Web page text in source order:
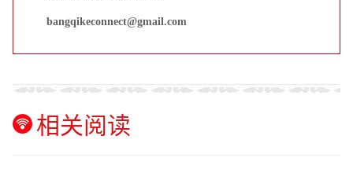
bangqikeconnect@gmail.com
相关阅读